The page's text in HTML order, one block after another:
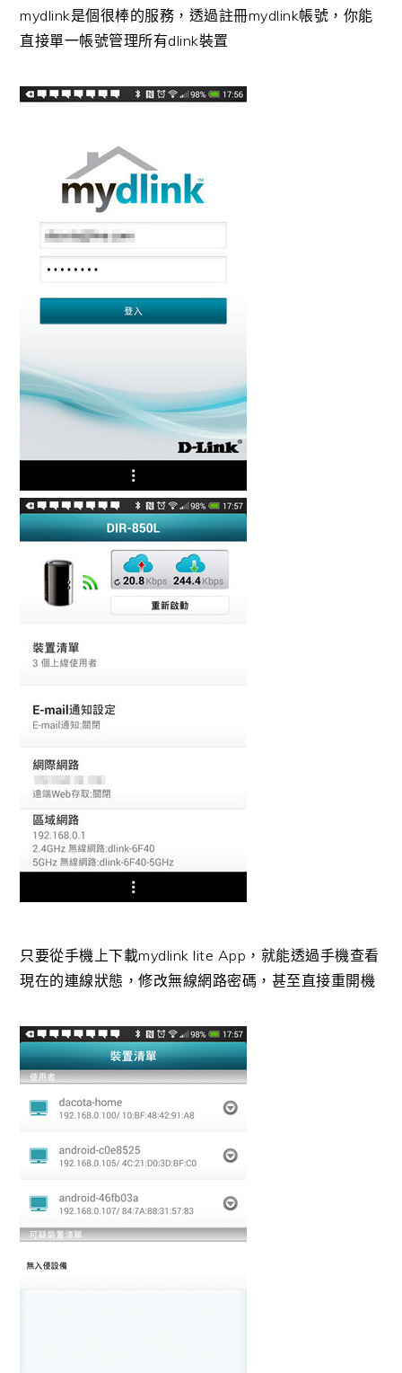
mydlink是個很棒的服務，透過註冊mydlink帳號，你能
直接單一帳號管理所有dlink裝置
只要從手機上下載mydlink lite App，就能透過手機查看
現在的連線狀態，修改無線網路密碼，甚至直接重開機